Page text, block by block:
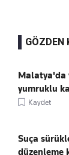
GÖZDEN
Malatya'da
yumruklu
Kaydet
Suça
düzenleme